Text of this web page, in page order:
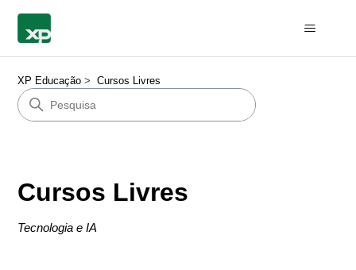
XP Educação Cursos Livres
Cursos Livres
Tecnologia e IA